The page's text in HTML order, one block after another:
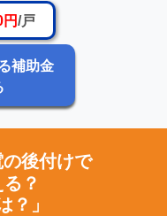
/戸
補助金
の後付けで
？
？」